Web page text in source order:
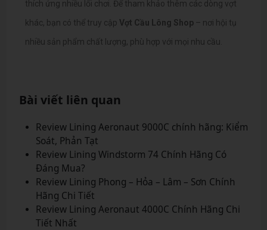
thích ứng nhiều lối chơi. Để tham khảo thêm các dòng vợt
khác, bạn có thể truy cập Vợt Cầu Lông Shop– nơi hội tụ
nhiều sản phẩm chất lượng, phù hợp với mọi nhu cầu.
Bài viết liên quan
Review Lining Aeronaut 9000C chính hãng: Kiểm
Soát, Phản Tạt
Review Lining Windstorm 74 Chính Hãng Có
Đáng Mua?
Review Lining Phong – Hỏa – Lâm – Sơn Chính
Hãng Chi Tiết
Review Lining Aeronaut 4000C Chính Hãng Chi
Tiết Nhất